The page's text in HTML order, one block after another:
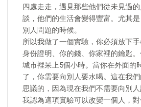
四處走走，遇見那些他們從未見過
談，他們的生活會變得豐富。尤其
別人問題的時候。
所以我做了一個實驗，你必須放下
身份證明、你的錢、你家裡的鑰匙
城市裡呆上5個小時。當你在外面的
了，你需要向別人要水喝。這在我
思議的，因為現在我們不需要向別人
我認為這項實驗可以改變一個人，